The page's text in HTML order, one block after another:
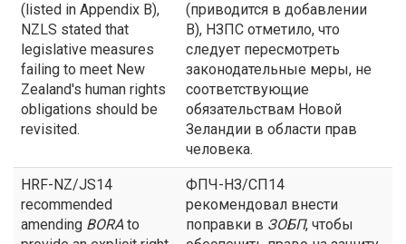
(listed in Appendix B),
NZLS stated that
legislative measures
failing to meet New
Zealand's human rights
obligations should be
revisited.
(приводится в добавлении
В), НЗПС отметило, что
следует пересмотреть
законодательные меры, не
соответствующие
обязательствам Новой
Зеландии в области прав
человека.
HRF-NZ/JS14
recommended
amending BORAto
ФПЧ-НЗ/СП14
рекомендовал внести
поправки в ЗОБП, чтобы